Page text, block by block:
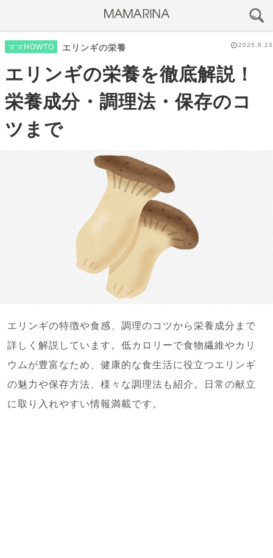
ママHOWTO エリンギの栄養 2025.6.24
エリンギの栄養を徹底解説！
栄養成分・調理法・保存のコ
ツまで
エリンギの特徴や食感、調理のコツから栄養成分まで
詳しく解説しています。低カロリーで食物繊維やカリ
ウムが豊富なため、健康的な食生活に役立つエリンギ
の魅力や保存方法、様々な調理法も紹介。日常の献立
に取り入れやすい情報満載です。